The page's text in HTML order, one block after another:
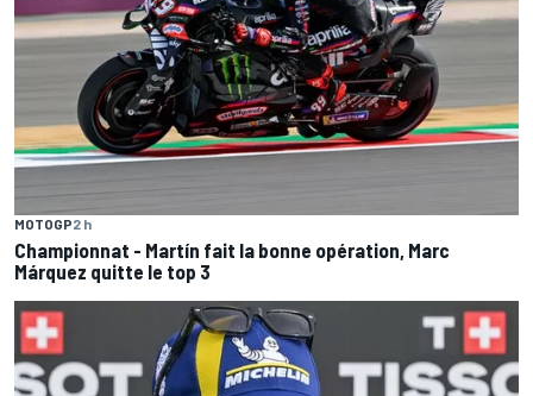
MOTOGP2 h
Championnat - Martín fait la bonne opération, Marc
Márquez quitte le top 3